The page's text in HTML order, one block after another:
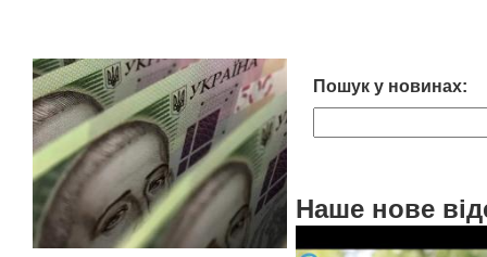
Пошук у новинах:
Наше нове